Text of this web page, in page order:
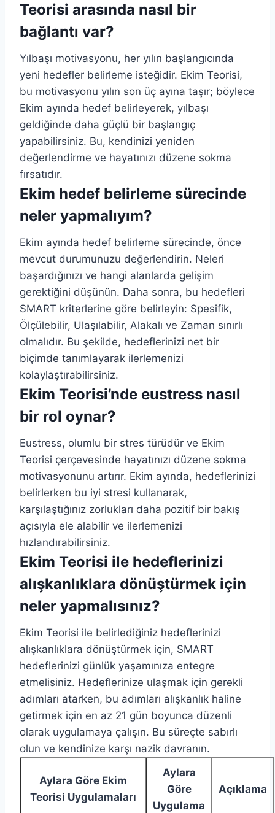
Teorisi arasında nasıl bir
bağlantı var?
Yılbaşı motivasyonu, her yılın başlangıcında
yeni hedefler belirleme isteğidir. Ekim Teorisi,
bu motivasyonu yılın son üç ayına taşır; böylece
Ekim ayında hedef belirleyerek, yılbaşı
geldiğinde daha güçlü bir başlangıç
yapabilirsiniz. Bu, kendinizi yeniden
değerlendirme ve hayatınızı düzene sokma
fırsatıdır.
Ekim hedef belirleme sürecinde
neler yapmalıyım?
Ekim ayında hedef belirleme sürecinde, önce
mevcut durumunuzu değerlendirin. Neleri
başardığınızı ve hangi alanlarda gelişim
gerektiğini düşünün. Daha sonra, bu hedefleri
SMART kriterlerine göre belirleyin: Spesifik,
Ölçülebilir, Ulaşılabilir, Alakalı ve Zaman sınırlı
olmalıdır. Bu şekilde, hedeflerinizi net bir
biçimde tanımlayarak ilerlemenizi
kolaylaştırabilirsiniz.
Ekim Teorisi’nde eustress nasıl
bir rol oynar?
Eustress, olumlu bir stres türüdür ve Ekim
Teorisi çerçevesinde hayatınızı düzene sokma
motivasyonunu artırır. Ekim ayında, hedeflerinizi
belirlerken bu iyi stresi kullanarak,
karşılaştığınız zorlukları daha pozitif bir bakış
açısıyla ele alabilir ve ilerlemenizi
hızlandırabilirsiniz.
Ekim Teorisi ile hedeflerinizi
alışkanlıklara dönüştürmek için
neler yapmalısınız?
Ekim Teorisi ile belirlediğiniz hedeflerinizi
alışkanlıklara dönüştürmek için, SMART
hedeflerinizi günlük yaşamınıza entegre
etmelisiniz. Hedeflerinize ulaşmak için gerekli
adımları atarken, bu adımları alışkanlık haline
getirmek için en az 21 gün boyunca düzenli
olarak uygulamaya çalışın. Bu süreçte sabırlı
olun ve kendinize karşı nazik davranın.
Aylara Göre Ekim
Teorisi Uygulamaları
Aylara
Göre
Uygulama
Açıklama